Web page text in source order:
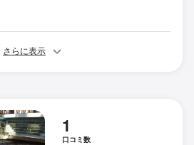
さらに表示
1
口コミ数